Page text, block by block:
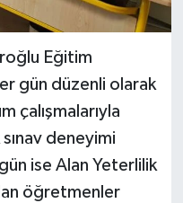
Eğitim
gün düzenli olarak
çalışmalarıyla
deneyimi
ise Alan Yeterlilik
öğretmenler